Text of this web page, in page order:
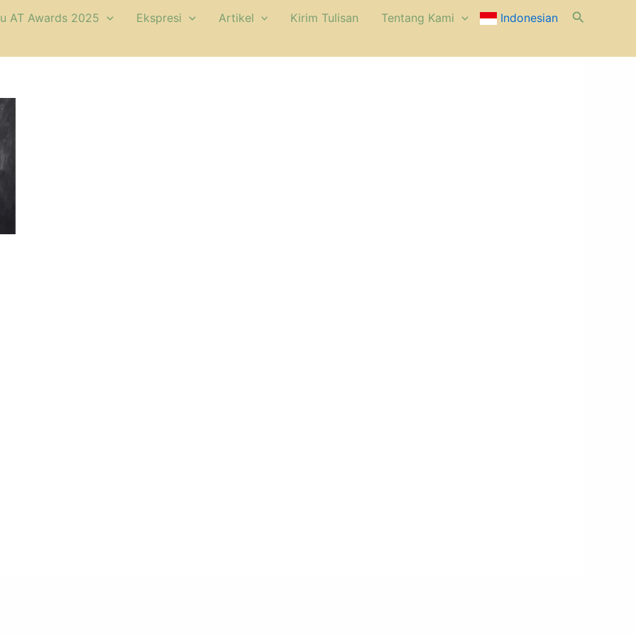
AT Awards 2025 Ekspresi Artikel Kirim Tulisan ⁠Tentang Kami Indonesian Cari